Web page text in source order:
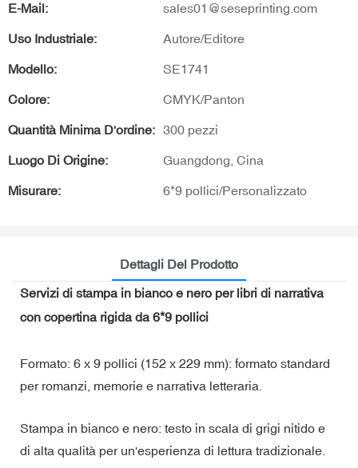
E-Mail: sales01@seseprinting.com
Uso Industriale: Autore/Editore
Modello: SE1741
Colore: CMYK/Panton
Quantità Minima D'ordine: 300 pezzi
Luogo Di Origine: Guangdong, Cina
Misurare: 6*9 pollici/Personalizzato
Dettagli Del Prodotto
Servizi di stampa in bianco e nero per libri di narrativa
con copertina rigida da 6*9 pollici
Formato: 6 x 9 pollici (152 x 229 mm): formato standard
per romanzi, memorie e narrativa letteraria.
Stampa in bianco e nero: testo in scala di grigi nitido e
di alta qualità per un'esperienza di lettura tradizionale.